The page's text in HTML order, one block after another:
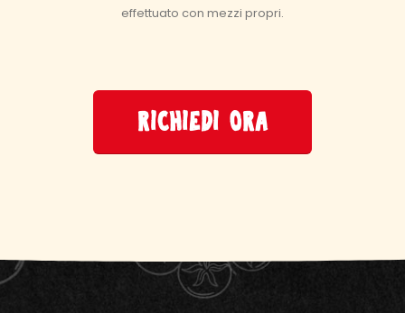
effettuato con mezzi propri.
RICHIEDI ORA